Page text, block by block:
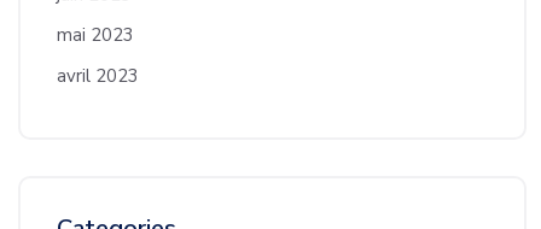
mai 2023
avril 2023